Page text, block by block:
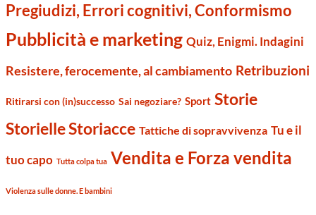
Pregiudizi, Errori cognitivi, Conformismo
Pubblicità e marketing Quiz, Enigmi. Indagini
Resistere, ferocemente, al cambiamento Retribuzioni
Ritirarsi con (in)successo Sai negoziare? Sport Storie
Storielle Storiacce Tattiche di sopravvivenza Tu e il
tuo capo Tutta colpa tua Vendita e Forza vendita
Violenza sulle donne. E bambini